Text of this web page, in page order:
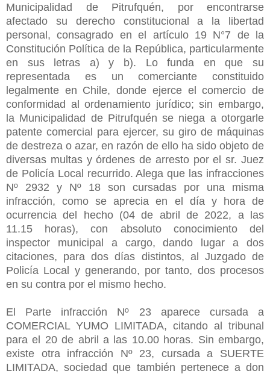
Municipalidad de Pitrufquén, por encontrarse
afectado su derecho constitucional a la libertad
personal, consagrado en el artículo 19 N°7 de la
Constitución Política de la República, particularmente
en sus letras a) y b). Lo funda en que su
representada es un comerciante constituido
legalmente en Chile, donde ejerce el comercio de
conformidad al ordenamiento jurídico; sin embargo,
la Municipalidad de Pitrufquén se niega a otorgarle
patente comercial para ejercer, su giro de máquinas
de destreza o azar, en razón de ello ha sido objeto de
diversas multas y órdenes de arresto por el sr. Juez
de Policía Local recurrido. Alega que las infracciones
Nº 2932 y Nº 18 son cursadas por una misma
infracción, como se aprecia en el día y hora de
ocurrencia del hecho (04 de abril de 2022, a las
11.15 horas), con absoluto conocimiento del
inspector municipal a cargo, dando lugar a dos
citaciones, para dos días distintos, al Juzgado de
Policía Local y generando, por tanto, dos procesos
en su contra por el mismo hecho.
El Parte infracción Nº 23 aparece cursada a
COMERCIAL YUMO LIMITADA, citando al tribunal
para el 20 de abril a las 10.00 horas. Sin embargo,
existe otra infracción Nº 23, cursada a SUERTE
LIMITADA, sociedad que también pertenece a don